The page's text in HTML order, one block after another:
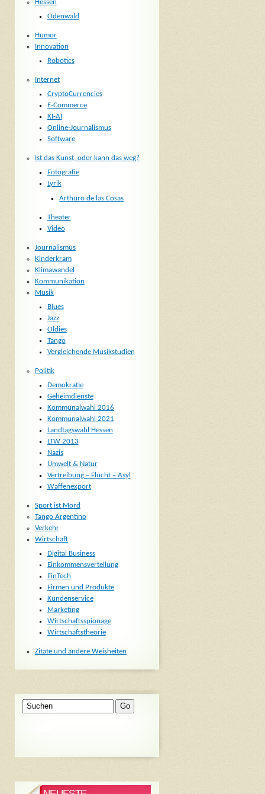
Hessen
Odenwald
Humor
Innovation
Robotics
Internet
CryptoCurrencies
E-Commerce
KI-AI
Online-Journalismus
Software
Ist das Kunst, oder kann das weg?
Fotografie
Lyrik
Arthuro de las Cosas
Theater
Video
Journalismus
Kinderkram
Klimawandel
Kommunikation
Musik
Blues
Jazz
Oldies
Tango
Vergleichende Musikstudien
Politik
Demokratie
Geheimdienste
Kommunalwahl 2016
Kommunalwahl 2021
Landtagswahl Hessen
LTW 2013
Nazis
Umwelt & Natur
Vertreibung – Flucht – Asyl
Waffenexport
Sport ist Mord
Tango Argentino
Verkehr
Wirtschaft
Digital Business
Einkommensverteilung
FinTech
Firmen und Produkte
Kundenservice
Marketing
Wirtschaftsspionage
Wirtschaftstheorie
Zitate und andere Weisheiten